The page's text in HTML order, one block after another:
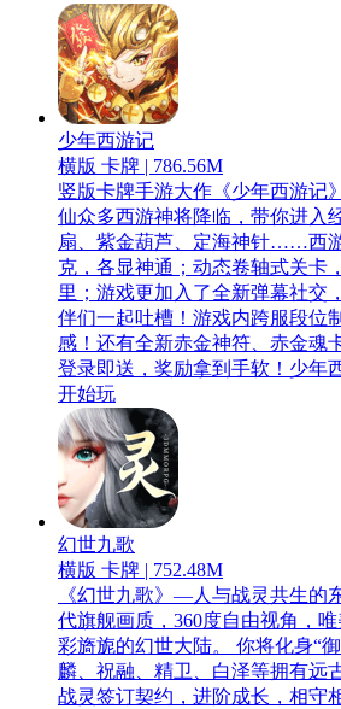
少年西游记
横版 卡牌 | 786.56M
竖版卡牌手游大作《少年西游记
仙众多西游神将降临，带你进入
扇、紫金葫芦、定海神针……西
克，各显神通；动态卷轴式关卡
里；游戏更加入了全新弹幕社交
伴们一起吐槽！游戏内跨服段位
感！还有全新赤金神符、赤金魂
登录即送，奖励拿到手软！少年
开始玩
幻世九歌
横版 卡牌 | 752.48M
《幻世九歌》—人与战灵共生的
代旗舰画质，360度自由视角，
彩旖旎的幻世大陆。 你将化身“
麟、祝融、精卫、白泽等拥有远
战灵签订契约，进阶成长，相守